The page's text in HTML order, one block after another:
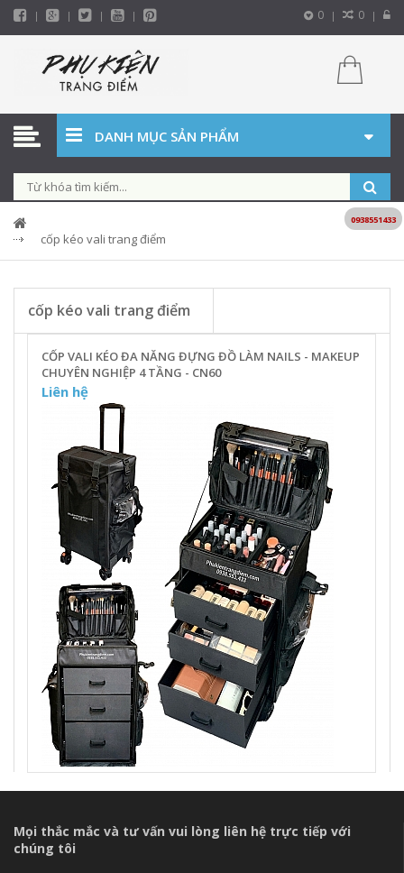
0 0
DANH MỤC SẢN PHẨM
cốp kéo vali trang điểm
cốp kéo vali trang điểm
CỐP VALI KÉO ĐA NĂNG ĐỰNG ĐỒ LÀM NAILS - MAKEUP
CHUYÊN NGHIỆP 4 TẦNG - CN60
Liên hệ
Mọi thắc mắc và tư vấn vui lòng liên hệ trực tiếp với
chúng tôi
0938551433